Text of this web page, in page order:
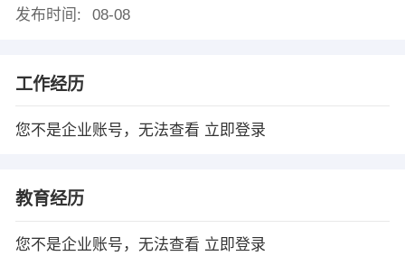
发布时间:
08-08
工作经历
您不是企业账号，无法查看 立即登录
教育经历
您不是企业账号，无法查看 立即登录